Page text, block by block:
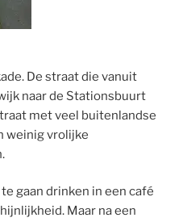
De straat die vanuit
naar de Stationsbuurt
met veel buitenlandse
weinig vrolijke
gaan drinken in een café
Maar na een